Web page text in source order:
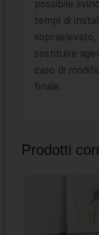
possibile
tempi di
sostituire
caso di
finale.
Prodotti